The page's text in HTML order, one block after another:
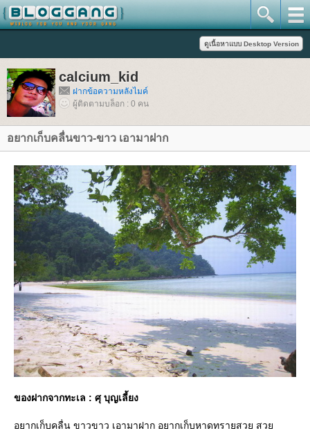
calcium_kid
ฝากข้อความหลังไมค์
ผู้ติดตามบล็อก : 0 คน
อยากเก็บคลื่นขาว-ขาว เอามาฝาก
ของฝากจากทะเล : ศุ บุญเลี้ยง
อยากเก็บคลื่น ขาวขาว เอามาฝาก อยากเก็บหาดทรายสวย สว